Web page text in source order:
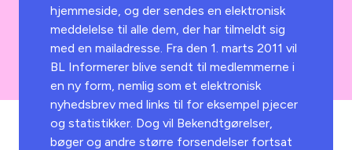
hjemmeside, og der sendes en elektronisk
meddelelse til alle dem, der har tilmeldt sig
med en mailadresse. Fra den 1. marts 2011 vil
BL Informerer blive sendt til medlemmerne i
en ny form, nemlig som et elektronisk
nyhedsbrev med links til for eksempel pjecer
og statistikker. Dog vil Bekendtgørelser,
bøger og andre større forsendelser fortsat